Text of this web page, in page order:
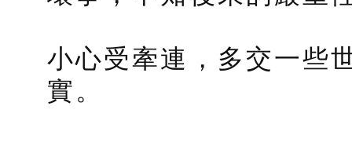
小心受牽連，多交一些
實。